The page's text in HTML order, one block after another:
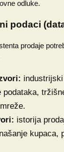
odluke.
podaci
prodaje
podataka,
istorija
kupaca,